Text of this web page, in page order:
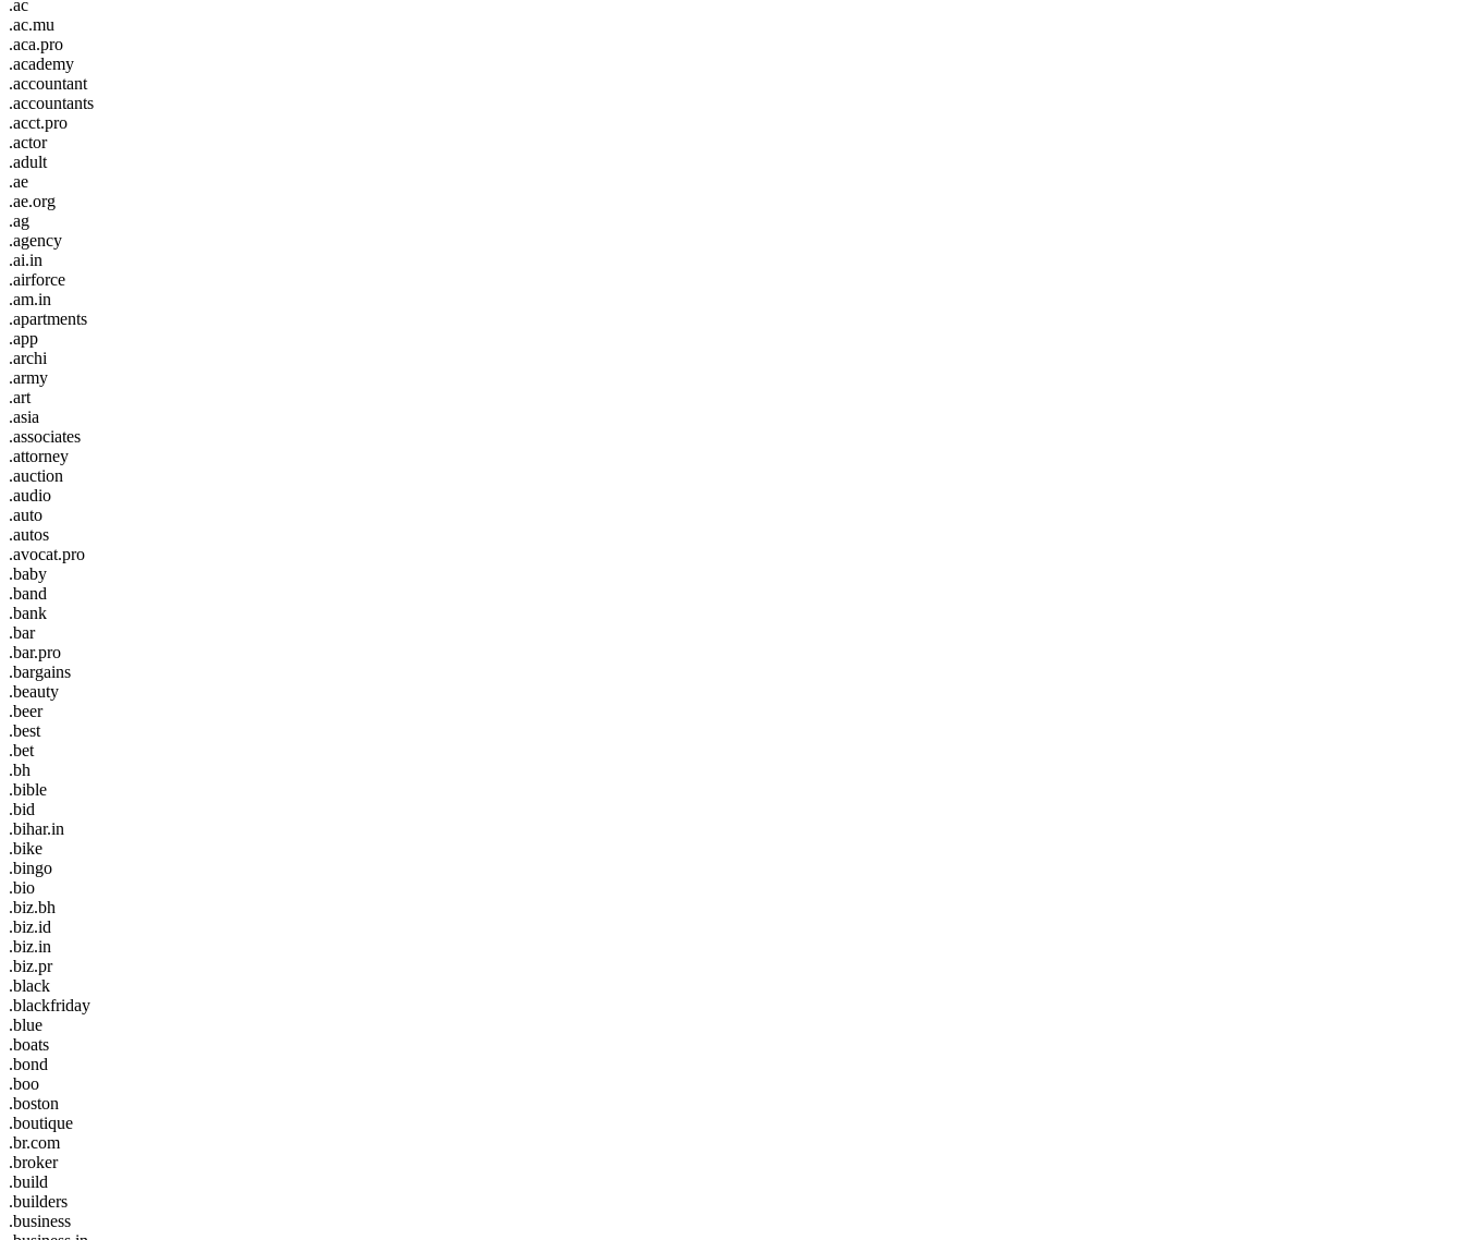
.ac
.ac.mu
.aca.pro
.academy
.accountant
.accountants
.acct.pro
.actor
.adult
.ae
.ae.org
.ag
.agency
.ai.in
.airforce
.am.in
.apartments
.app
.archi
.army
.art
.asia
.associates
.attorney
.auction
.audio
.auto
.autos
.avocat.pro
.baby
.band
.bank
.bar
.bar.pro
.bargains
.beauty
.beer
.best
.bet
.bh
.bible
.bid
.bihar.in
.bike
.bingo
.bio
.biz.bh
.biz.id
.biz.in
.biz.pr
.black
.blackfriday
.blue
.boats
.bond
.boo
.boston
.boutique
.br.com
.broker
.build
.builders
.business